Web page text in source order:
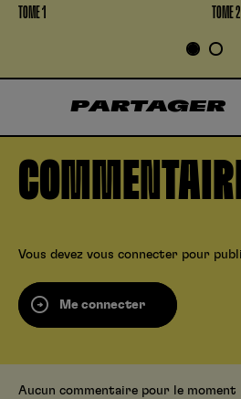
TOME 1 TOME 2
1 2
PARTAGER
Vous devez vous connecter pour
Me connecter
Aucun commentaire pour le moment